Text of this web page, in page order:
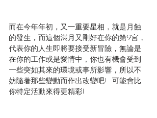
而在今年年初，又一重要星相，就是月蝕
的發生，而這個滿月又剛好在你的第9宮，
代表你的人生即將要接受新冒險，無論是
在你的工作或是愛情中，你也有機會受到
一些突如其來的環境或事所影響，所以不
妨隨著那些變動而作出改變吧!  可能會比
你特定活動來得更精彩!